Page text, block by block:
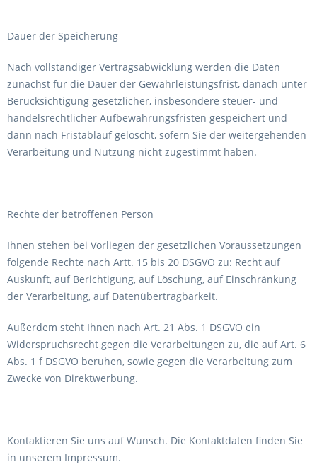
Dauer der Speicherung
Nach vollständiger Vertragsabwicklung werden die Daten
zunächst für die Dauer der Gewährleistungsfrist, danach unter
Berücksichtigung gesetzlicher, insbesondere steuer- und
handelsrechtlicher Aufbewahrungsfristen gespeichert und
dann nach Fristablauf gelöscht, sofern Sie der weitergehenden
Verarbeitung und Nutzung nicht zugestimmt haben.
Rechte der betroffenen Person
Ihnen stehen bei Vorliegen der gesetzlichen Voraussetzungen
folgende Rechte nach Artt. 15 bis 20 DSGVO zu: Recht auf
Auskunft, auf Berichtigung, auf Löschung, auf Einschränkung
der Verarbeitung, auf Datenübertragbarkeit.
Außerdem steht Ihnen nach Art. 21 Abs. 1 DSGVO ein
Widerspruchsrecht gegen die Verarbeitungen zu, die auf Art. 6
Abs. 1 f DSGVO beruhen, sowie gegen die Verarbeitung zum
Zwecke von Direktwerbung.
Kontaktieren Sie uns auf Wunsch. Die Kontaktdaten finden Sie
in unserem Impressum.